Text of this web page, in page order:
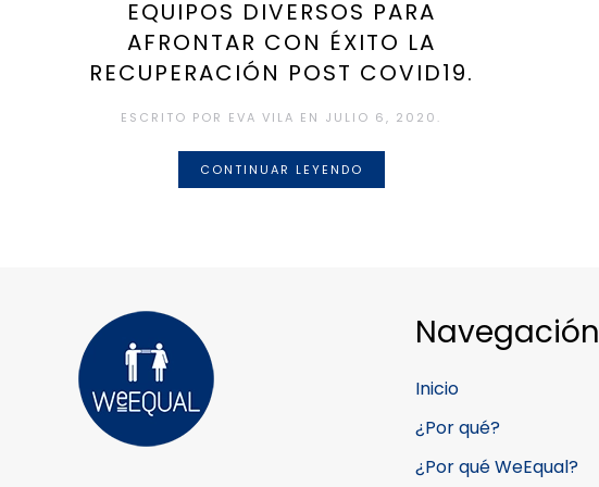
EQUIPOS DIVERSOS PARA
AFRONTAR CON ÉXITO LA
RECUPERACIÓN POST COVID19.
ESCRITO POR EVA VILA EN JULIO 6, 2020 .
CONTINUAR LEYENDO
Navegación
Inicio
¿Por qué?
¿Por qué WeEqual?